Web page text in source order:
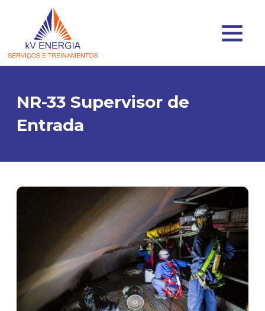
NR-33 Supervisor de
Entrada